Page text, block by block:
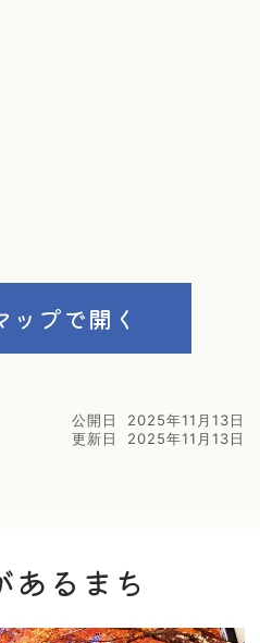
プで開く
公開日
2025年11月13日
更新日
2025年11月13日
あるまち